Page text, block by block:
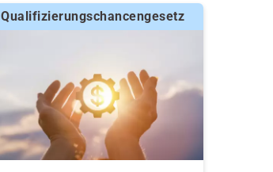
Qualifizierungschancengesetz